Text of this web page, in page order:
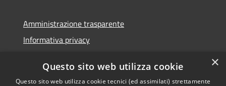
Amministrazione trasparente
Informativa privacy
Dichiarazione di accessibilità
×
Questo sito web utilizza cookie
Questo sito web utilizza cookie tecnici (ed assimilati) strettamente